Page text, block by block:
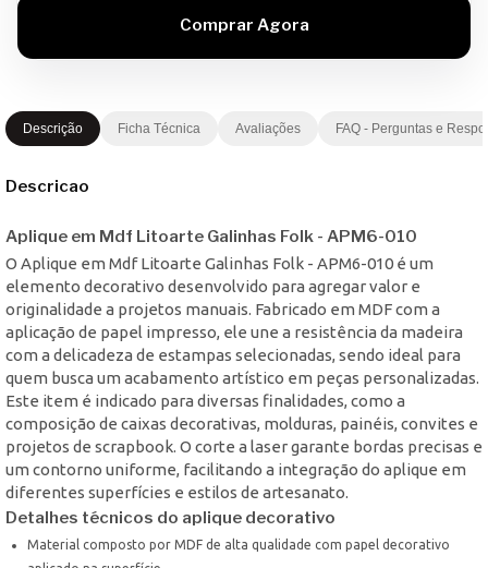
Descrição Ficha Técnica Avaliações FAQ - Perguntas e
Descricao
Aplique em Mdf Litoarte Galinhas Folk - APM6-010
O Aplique em Mdf Litoarte Galinhas Folk - APM6-010 é um
elemento decorativo desenvolvido para agregar valor e
originalidade a projetos manuais. Fabricado em MDF com a
aplicação de papel impresso, ele une a resistência da madeira
com a delicadeza de estampas selecionadas, sendo ideal para
quem busca um acabamento artístico em peças personalizadas.
Este item é indicado para diversas finalidades, como a
composição de caixas decorativas, molduras, painéis, convites e
projetos de scrapbook. O corte a laser garante bordas precisas e
um contorno uniforme, facilitando a integração do aplique em
diferentes superfícies e estilos de artesanato.
Detalhes técnicos do aplique decorativo
Material composto por MDF de alta qualidade com papel decorativo